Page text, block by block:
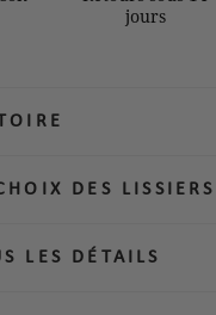
jours
DES LISSIERS
LES DÉTAILS